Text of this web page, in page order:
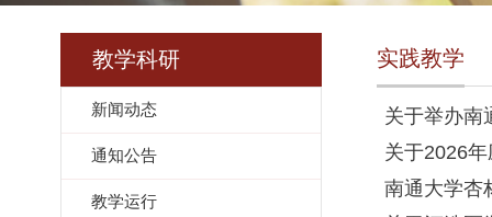
教学科研
新闻动态
通知公告
教学运行
实践教学
关于举办南
关于2026
南通大学杏